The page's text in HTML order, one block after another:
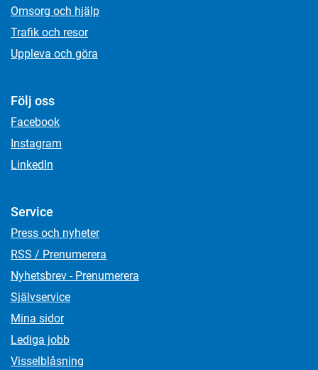
Omsorg och hjälp
Trafik och resor
Uppleva och göra
Följ oss
Facebook
Instagram
LinkedIn
Service
Press och nyheter
RSS / Prenumerera
Nyhetsbrev - Prenumerera
Självservice
Mina sidor
Lediga jobb
Visselblåsning